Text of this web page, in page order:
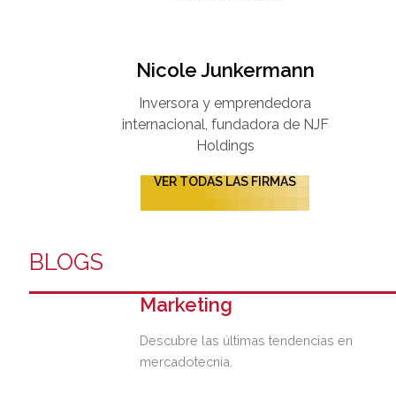
Nicole Junkermann​
Inversora y emprendedora
internacional, fundadora de NJF
Holdings
VER TODAS LAS FIRMAS
BLOGS
Marketing
Descubre las últimas tendencias en
mercadotecnia.